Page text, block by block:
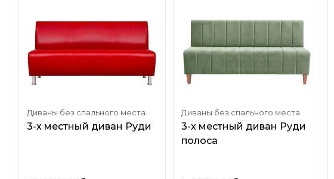
Диваны без спального места
3-х местный диван Руди
Диваны без спального места
3-х местный диван Руди
полоса